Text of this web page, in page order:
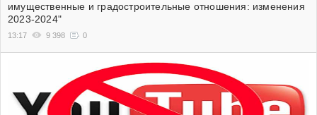
имущественные и градостроительные отношения: изменения
2023-2024"
13:17 9 398 0